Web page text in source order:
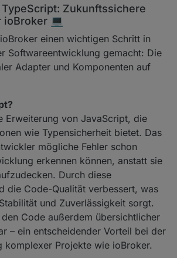
Zukunftssichere
ioBroker 💻
einen wichtigen Schritt in
Softwareentwicklung gemacht: Die
Adapter und Komponenten auf
Erweiterung von JavaScript, die
wie Typensicherheit bietet. Das
mögliche Fehler schon
erkennen können, anstatt sie
Durch diese
die Code-Qualität verbessert, was
und Zuverlässigkeit sorgt.
Code außerdem übersichtlicher
– ein entscheidender Vorteil bei der
komplexer Projekte wie ioBroker.